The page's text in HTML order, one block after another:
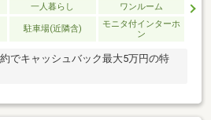
一人暮らし ワンルーム
駐車場(近隣含)
モニタ付インターホ
ン
でキャッシュバック最大5万円の特